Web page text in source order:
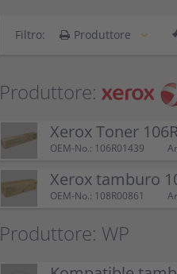
Filtro: Produttore
Produttore:
Xerox Toner
OEM-No.: 106R01439
Xerox tamburo
OEM-No.: 108R00861
Produttore: WP